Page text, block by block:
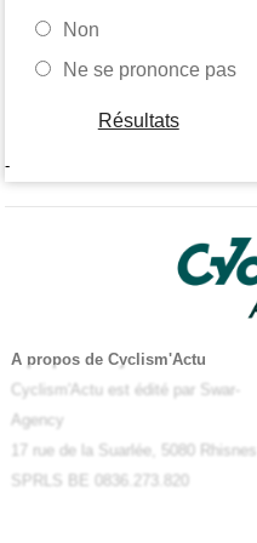
Non
Ne se prononce pas
Résultats
-
A propos de Cyclism'Actu
Cyclism'Actu est édité par Swar-
Agency
17 rue de la Suarlée, 5080 Rhisnes
SPRLS BE 0836.273.820